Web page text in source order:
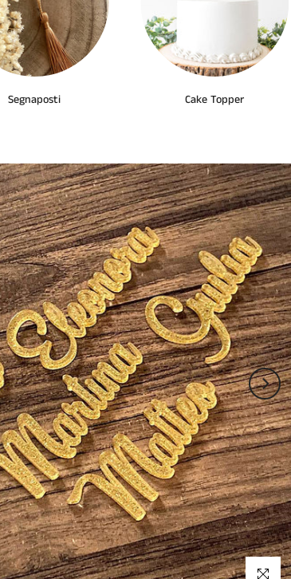
Segnaposti Cake Topper
Click to